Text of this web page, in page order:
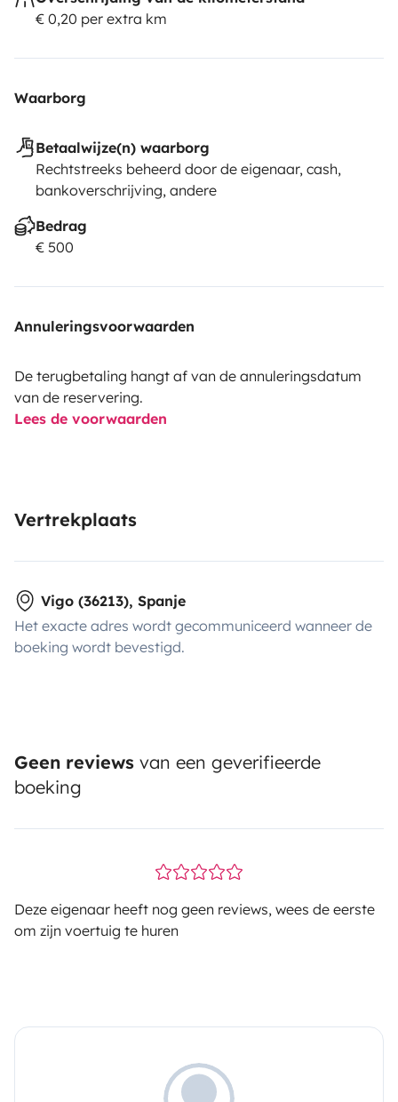
€ 0,20 per extra km
Waarborg
Betaalwijze(n) waarborg
Rechtstreeks beheerd door de eigenaar, cash,
bankoverschrijving, andere
Bedrag
€ 500
Annuleringsvoorwaarden
De terugbetaling hangt af van de annuleringsdatum
van de reservering.
Lees de voorwaarden
Vertrekplaats
Vigo (36213), Spanje
Het exacte adres wordt gecommuniceerd wanneer de
boeking wordt bevestigd.
Geen reviews van een geverifieerde
boeking
Deze eigenaar heeft nog geen reviews, wees de eerste
om zijn voertuig te huren